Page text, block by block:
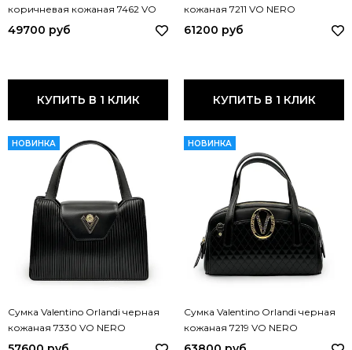
коричневая кожаная 7462 VO
MORO
49700 руб
КУПИТЬ В 1 КЛИК
кожаная 7211 VO NERO
61200 руб
КУПИТЬ В 1 КЛИК
НОВИНКА
Сумка Valentino Orlandi черная
кожаная 7330 VO NERO
НОВИНКА
Сумка Valentino Orlandi черная
кожаная 7219 VO NERO